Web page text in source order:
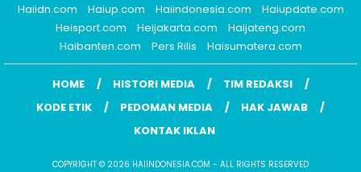
Haiidn.com
Haiup.com Haiindonesia.com
Haiupdate.com
Heisport.com
Heijakarta.com
Haijateng.com
Haibanten.com
Pers Rilis Haisumatera.com
HOME HISTORI MEDIA
TIM REDAKSI
KODE ETIK
PEDOMAN MEDIA
HAK JAWAB
KONTAK IKLAN
COPYRIGHT © 2026 HAIINDONESIA.COM - ALL RIGHTS RESERVED